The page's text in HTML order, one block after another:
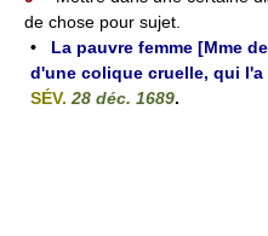
de chose pour sujet.
• La pauvre femme [Mme
d'une colique cruelle, qui
SÉV. 28 déc. 1689.